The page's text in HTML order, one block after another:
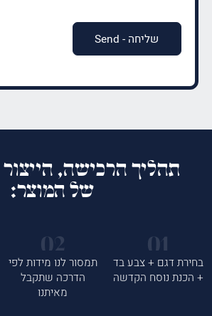
תהליך הרכישה,
של המוצר:
בחירת דגם + צבע בד
+ הכנת נוסח הקדשה
תמסור לנו מידות לפי
הדרכה שתקבל
מאיתנו